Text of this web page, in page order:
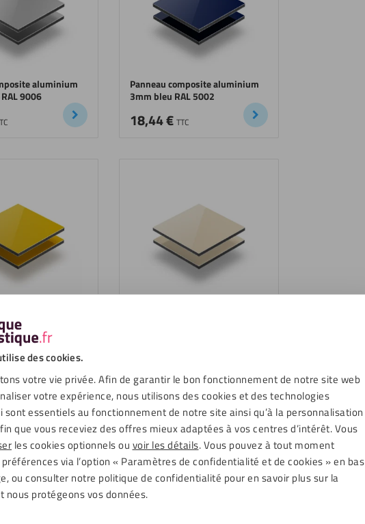
des cookies.
votre vie privée. Afin de garantir le bon fonctionnement de notre site web
votre expérience, nous utilisons des cookies et des technologies
sont essentiels au fonctionnement de notre site ainsi qu’à la personnalisation
que vous receviez des offres mieux adaptées à vos centres d’intérêt. Vous
les cookies optionnels ou voir les détails. Vous pouvez à tout moment
via l’option « Paramètres de confidentialité et de cookies » en bas
ou consulter notre politique de confidentialité pour en savoir plus sur la
nous protégeons vos données.
aluminium
9006
Panneau composite aluminium
3mm bleu RAL 5002
18,44€ TTC
1023